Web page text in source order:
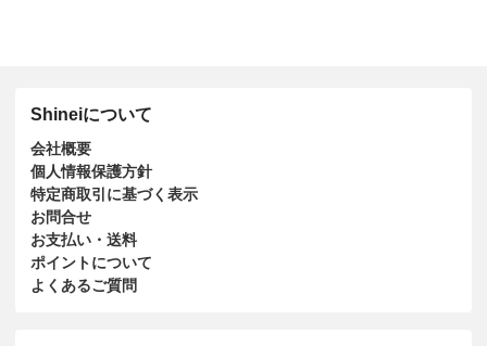
Shineiについて
会社概要
個人情報保護方針
特定商取引に基づく表示
お問合せ
お支払い・送料
ポイントについて
よくあるご質問